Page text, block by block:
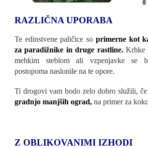
RAZLIČNA UPORABA
Te edinstvene paličice so primerne kot
za paradižnike in druge rastline.Krhke
mehkim steblom ali vzpenjavke se
postopoma naslonile na te opore.
Ti drogovi vam bodo zelo dobro služili, če
gradnjo manjših ograd, na primer za
Z OBLIKOVANIMI IZHODI